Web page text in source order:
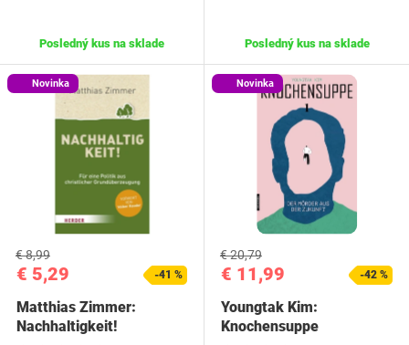
Posledný kus na sklade Posledný kus na sklade
Novinka
€ 5,29
€ 8,99
-41 %
Matthias Zimmer:
Nachhaltigkeit!
Novinka
€ 11,99
€ 20,79
-42 %
Youngtak Kim:
Knochensuppe